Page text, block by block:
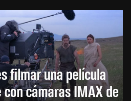
filmar una película
cámaras IMAX de